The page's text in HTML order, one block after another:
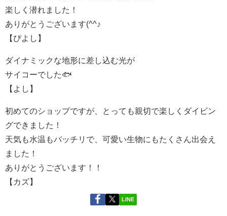
楽しく潜れました！
ありがとうございます(^^♪
【ぴよし】
ダイナミックな地形に差し込む光が
サイコーでした🐟
【よし】
初めてのショップですが、とっても親切で楽しくダイビン
グできました！
天気も水温もバッチリで、可愛い生物にもたくさん出会え
ました！
ありがとうございます！！
【カズ】
LINE